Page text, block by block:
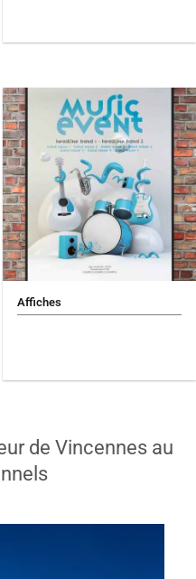
Affiches
de Vincennes au